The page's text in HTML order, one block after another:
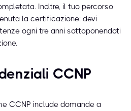
Inoltre, il tuo percorso
la certificazione: devi
ogni tre anni sottoponendoti
CCNP
CCNP include domande a